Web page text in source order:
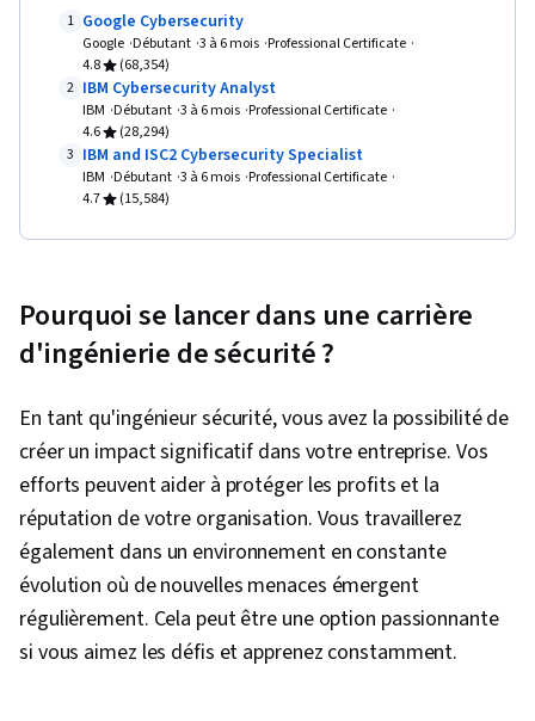
1 Google Cybersecurity
Google Débutant 3 à 6 mois Professional Certificate
4.8
(68,354)
2 IBM Cybersecurity Analyst
IBM Débutant 3 à 6 mois Professional Certificate
4.6
(28,294)
3 IBM and ISC2 Cybersecurity Specialist
IBM Débutant 3 à 6 mois Professional Certificate
4.7
(15,584)
Pourquoi se lancer dans une carrière
d'ingénierie de sécurité ?
En tant qu'ingénieur sécurité, vous avez la possibilité de
créer un impact significatif dans votre entreprise. Vos
efforts peuvent aider à protéger les profits et la
réputation de votre organisation. Vous travaillerez
également dans un environnement en constante
évolution où de nouvelles menaces émergent
régulièrement. Cela peut être une option passionnante
si vous aimez les défis et apprenez constamment.